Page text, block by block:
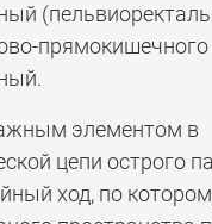
элементом в
цепи острого
ход, по